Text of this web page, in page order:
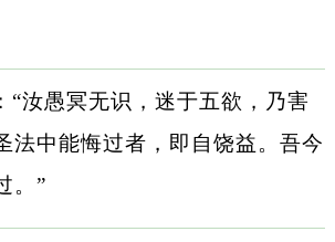
“汝愚冥无识，迷于五欲，乃害
法中能悔过者，即自饶益。吾今
。”